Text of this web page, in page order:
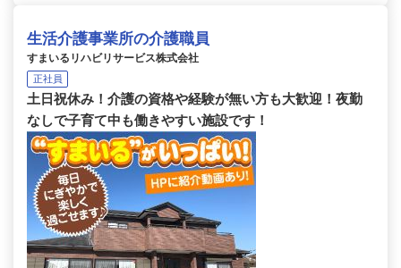
生活介護事業所の介護職員
すまいるリハビリサービス株式会社
正社員
土日祝休み！介護の資格や経験が無い方も大歓迎！夜勤
なしで子育て中も働きやすい施設です！